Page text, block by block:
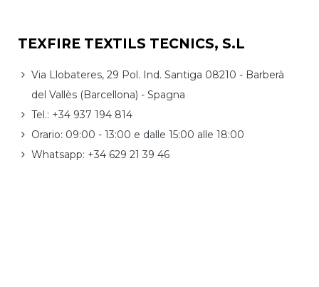
TEXFIRE TEXTILS TECNICS, S.L
Via Llobateres, 29 Pol. Ind. Santiga 08210 - Barberà
del Vallès (Barcellona) - Spagna
Tel.: +34 937 194 814
Orario: 09:00 - 13:00 e dalle 15:00 alle 18:00
Whatsapp: +34 629 21 39 46